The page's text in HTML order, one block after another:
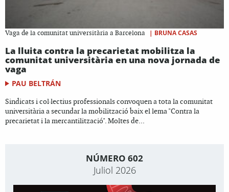
Vaga de la comunitat universitària a Barcelona | BRUNA CASAS
La lluita contra la precarietat mobilitza la
comunitat universitària en una nova jornada de
vaga
PAU BELTRÁN
Sindicats i col·lectius professionals convoquen a tota la comunitat
universitària a secundar la mobilització baix el lema "Contra la
precarietat i la mercantilització". Moltes de...
NÚMERO 602
Juliol 2026